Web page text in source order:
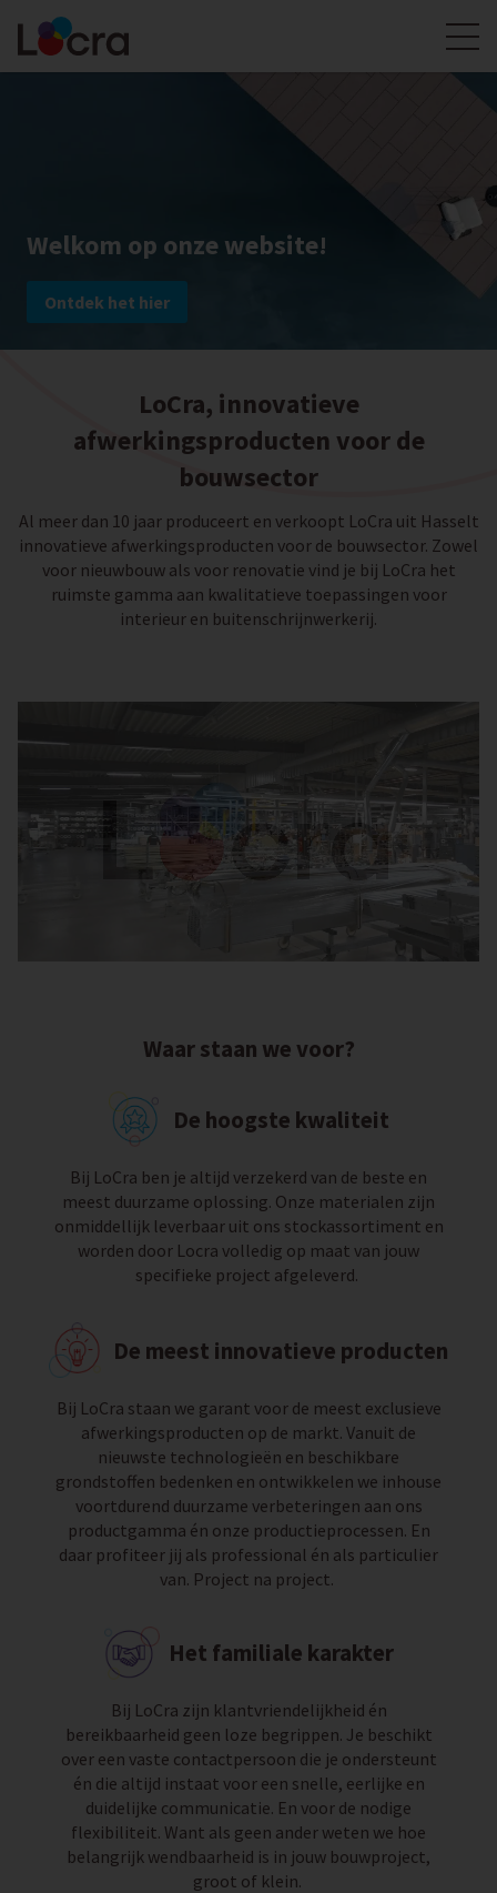
Welkom op onze website!
Ontdek het hier
LoCra, innovatieve
afwerkingsproducten voor de
bouwsector
Al meer dan 10 jaar produceert en verkoopt LoCra uit Hasselt
innovatieve afwerkingsproducten voor de bouwsector. Zowel
voor nieuwbouw als voor renovatie vind je bij LoCra het
ruimste gamma aan kwalitatieve toepassingen voor
interieur en buitenschrijnwerkerij.
Waar staan we voor?
De hoogste kwaliteit
Bij LoCra ben je altijd verzekerd van de beste en
meest duurzame oplossing. Onze materialen zijn
onmiddellijk leverbaar uit ons stockassortiment en
worden door Locra volledig op maat van jouw
specifieke project afgeleverd.
De meest innovatieve producten
Bij LoCra staan we garant voor de meest exclusieve
afwerkingsproducten op de markt. Vanuit de
nieuwste technologieën en beschikbare
grondstoffen bedenken en ontwikkelen we inhouse
voortdurend duurzame verbeteringen aan ons
productgamma én onze productieprocessen. En
daar profiteer jij als professional én als particulier
van. Project na project.
Het familiale karakter
Bij LoCra zijn klantvriendelijkheid én
bereikbaarheid geen loze begrippen. Je beschikt
over een vaste contactpersoon die je ondersteunt
én die altijd instaat voor een snelle, eerlijke en
duidelijke communicatie. En voor de nodige
flexibiliteit. Want als geen ander weten we hoe
belangrijk wendbaarheid is in jouw bouwproject,
groot of klein.